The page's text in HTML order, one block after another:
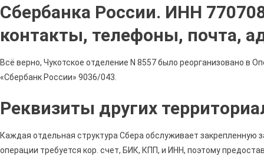
Сбербанка России. ИНН
контакты, телефоны, почта,
Всё верно, Чукотское отделение N 8557 было реорганизовано в
«Сбербанк России» 9036/043.
Реквизиты других
Каждая отдельная структура Сбера обслуживает
операции требуется кор. счет, БИК, КПП, и ИНН, поэтому